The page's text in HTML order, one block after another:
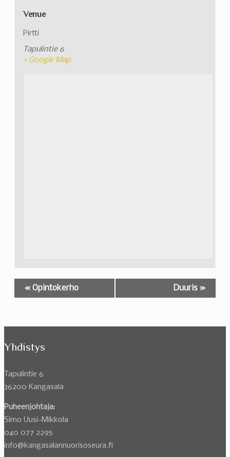
Venue
Pirtti
Tapulintie 6
+ Google Map
« Opintokerho Duuris »
Yhdistys
Tapulintie 6
36200 Kangasala
Puheenjohtaja:
Simo Uusi-Mikkola
040 077 2295
info@kangasalannuorisoseura.fi